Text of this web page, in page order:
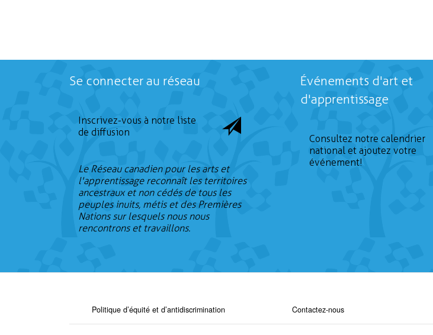
Se connecter au réseau
Inscrivez-vous à notre liste
de diffusion
Le Réseau canadien pour les arts et
l'apprentissage reconnaît les territoires
ancestraux et non cédés de tous les
peuples inuits, métis et des Premières
Nations sur lesquels nous nous
rencontrons et travaillons.
Événements d'art et
d'apprentissage
Consultez notre calendrier
national et ajoutez votre
événement!
Politique d’équité et d’antidiscrimination Contactez-nous